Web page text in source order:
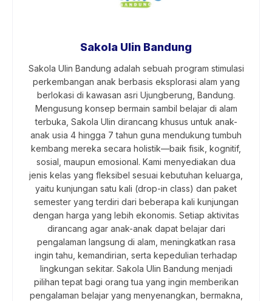
Sakola Ulin Bandung
Sakola Ulin Bandung adalah sebuah program stimulasi
perkembangan anak berbasis eksplorasi alam yang
berlokasi di kawasan asri Ujungberung, Bandung.
Mengusung konsep bermain sambil belajar di alam
terbuka, Sakola Ulin dirancang khusus untuk anak-
anak usia 4 hingga 7 tahun guna mendukung tumbuh
kembang mereka secara holistik—baik fisik, kognitif,
sosial, maupun emosional. Kami menyediakan dua
jenis kelas yang fleksibel sesuai kebutuhan keluarga,
yaitu kunjungan satu kali (drop-in class) dan paket
semester yang terdiri dari beberapa kali kunjungan
dengan harga yang lebih ekonomis. Setiap aktivitas
dirancang agar anak-anak dapat belajar dari
pengalaman langsung di alam, meningkatkan rasa
ingin tahu, kemandirian, serta kepedulian terhadap
lingkungan sekitar. Sakola Ulin Bandung menjadi
pilihan tepat bagi orang tua yang ingin memberikan
pengalaman belajar yang menyenangkan, bermakna,